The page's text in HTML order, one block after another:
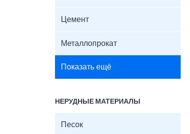
Цемент
Металлопрокат
Показать ещё
НЕРУДНЫЕ МАТЕРИАЛЫ
Песок